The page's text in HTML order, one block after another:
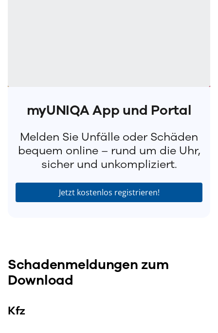
myUNIQA App und Portal
Melden Sie Unfälle oder Schäden
bequem online – rund um die Uhr,
sicher und unkompliziert.
Jetzt kostenlos registrieren!
Schadenmeldungen zum
Download
Kfz